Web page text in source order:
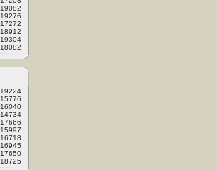
19082
19276
17272
18912
19304
18082
19224
15776
16040
14734
17666
15997
16718
16945
17650
18725